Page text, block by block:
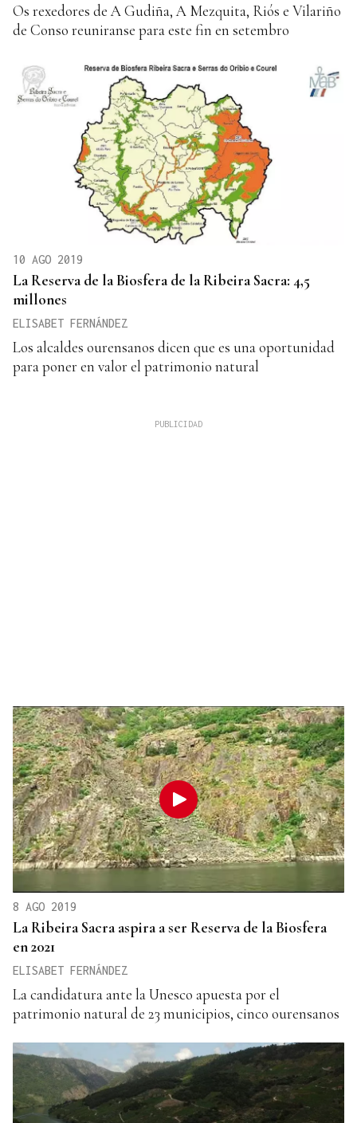
Os rexedores de A Gudiña, A Mezquita, Riós e Vilariño
de Conso reuniranse para este fin en setembro
10 AGO 2019
La Reserva de la Biosfera de la Ribeira Sacra: 4,5
millones
ELISABET FERNÁNDEZ
Los alcaldes ourensanos dicen que es una oportunidad
para poner en valor el patrimonio natural
8 AGO 2019
La Ribeira Sacra aspira a ser Reserva de la Biosfera
en 2021
ELISABET FERNÁNDEZ
La candidatura ante la Unesco apuesta por el
patrimonio natural de 23 municipios, cinco ourensanos